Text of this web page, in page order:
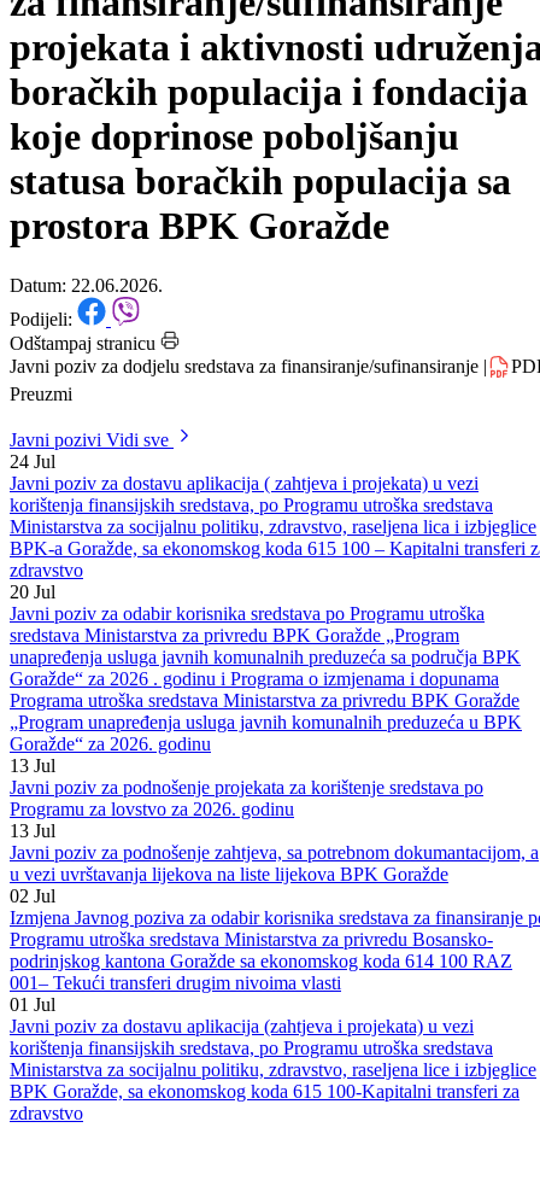
Javni poziv za dodjelu
za finansiranje/sufinansiranje
projekata i aktivnosti
boračkih populacija i fondacija
koje doprinose poboljšanju
statusa boračkih populacija sa
prostora BPK Goražde
Datum: 22.06.2026.
Podijeli:
Javni poziv za dodjelu sredstava za finansiranje/sufinansiranje
Preuzmi
Javni poziviVidi sve
24 Jul
Javni poziv za dostavu aplikacija ( zahtjeva i projekata) u vezi
korištenja finansijskih sredstava, po Programu utroška sredstava
Ministarstva za socijalnu politiku, zdravstvo, raseljena lica i izbjeglice
BPK-a Goražde, sa ekonomskog koda 615 100 – Kapitalni transferi
zdravstvo
20 Jul
Javni poziv za odabir korisnika sredstava po Programu utroška
sredstava Ministarstva za privredu BPK Goražde „Program
unapređenja usluga javnih komunalnih preduzeća sa područja BPK
Goražde“ za 2026 . godinu i Programa o izmjenama i dopunama
Programa utroška sredstava Ministarstva za privredu BPK Goražde
„Program unapređenja usluga javnih komunalnih preduzeća u BPK
Goražde“ za 2026. godinu
13 Jul
Javni poziv za podnošenje projekata za korištenje sredstava po
Programu za lovstvo za 2026. godinu
13 Jul
Javni poziv za podnošenje zahtjeva, sa potrebnom dokumantacijom, a
u vezi uvrštavanja lijekova na liste lijekova BPK Goražde
02 Jul
Izmjena Javnog poziva za odabir korisnika sredstava za finansiranje
Programu utroška sredstava Ministarstva za privredu Bosansko-
podrinjskog kantona Goražde sa ekonomskog koda 614 100 RAZ
001– Tekući transferi drugim nivoima vlasti
01 Jul
Javni poziv za dostavu aplikacija (zahtjeva i projekata) u vezi
korištenja finansijskih sredstava, po Programu utroška sredstava